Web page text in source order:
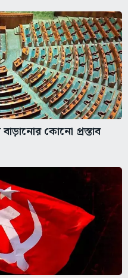
কোনো প্রস্তাব